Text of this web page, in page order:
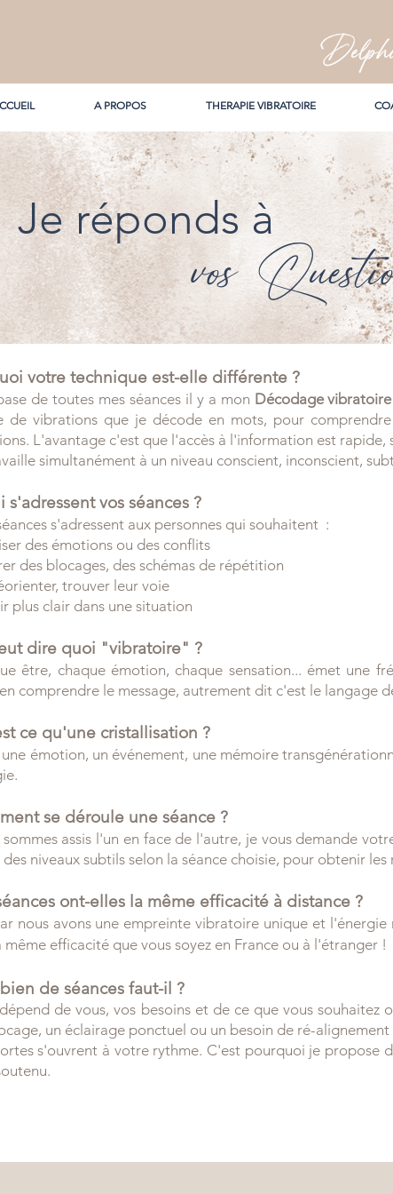
A PROPOS THERAPIE VIBRATOIRE
Je réponds à
vos
votre technique est-elle différente ?
de toutes mes séances il y a mon Décodage
de vibrations que je décode en mots, pour
L'avantage c'est que l'accès à l'information est
simultanément à un niveau conscient, inconscient,
s'adressent vos séances ?
s'adressent aux personnes qui souhaitent :
des émotions ou des conflits
des blocages, des schémas de répétition
trouver leur voie
plus clair dans une situation
dire quoi "vibratoire" ?
être, chaque émotion, chaque sensation... émet une
comprendre le message, autrement dit c'est le langage
ce qu'une cristallisation ?
émotion, un événement, une mémoire
se déroule une séance ?
sommes assis l'un en face de l'autre, je vous demande
niveaux subtils selon la séance choisie, pour obtenir les
ont-elles la même efficacité à distance ?
nous avons une empreinte vibratoire unique et
même efficacité que vous soyez en France ou à l'étranger !
de séances faut-il ?
de vous, vos besoins et de ce que vous
un éclairage ponctuel ou un besoin de ré-
s'ouvrent à votre rythme. C'est pourquoi je propose